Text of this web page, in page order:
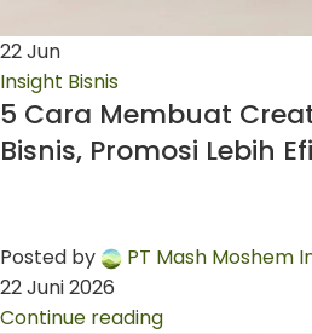
22Jun
Insight Bisnis
5 Cara Membuat
Bisnis, Promosi Lebih
Posted by
PT Mash Moshem
22 Juni 2026
Continue reading